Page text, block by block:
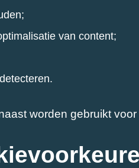
van content;
worden gebruikt